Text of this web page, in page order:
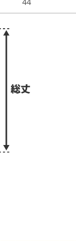
44